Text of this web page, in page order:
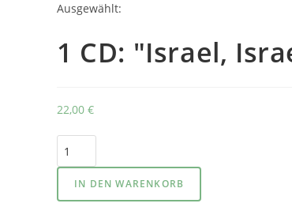
Ausgewählt:
1 CD: "Israel,
22,00 €
IN DEN WARENKORB